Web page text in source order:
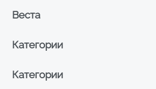
Категории
Категории
Веста